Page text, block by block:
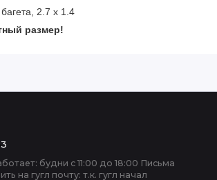
2.7 х 1.4
размер!
будни с 11:00 до 18:00 Письма
на гугл почту: т.к. гугл начал